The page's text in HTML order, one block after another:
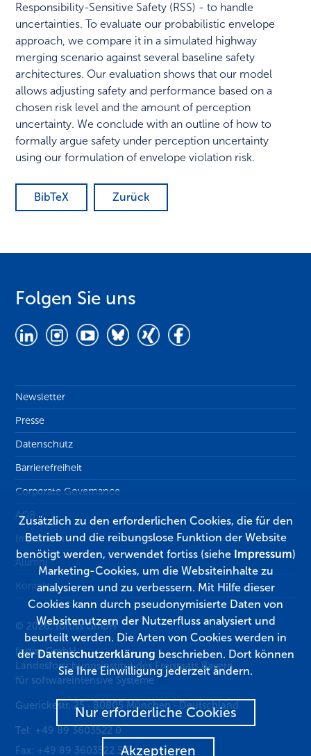
Responsibility-Sensitive Safety (RSS) - to handle
uncertainties. To evaluate our probabilistic envelope
approach, we compare it in a simulated highway
merging scenario against several baseline safety
architectures. Our evaluation shows that our model
allows adjusting safety and performance based on a
chosen risk level and the amount of perception
uncertainty. We conclude with an outline of how to
formally argue safety under perception uncertainty
using our formulation of envelope violation risk.
BibTeX Zurück
Folgen Sie uns
Newsletter
Presse
Datenschutz
Barrierefreiheit
Corporate Governance
AGB
Impressum
Alumni
Kontakt
© 2026, fortiss GmbH
fortiss GmbH
Landesforschungsinstitut des Freistaats Bayern
für softwareintensive Systeme
Guerickestr. 25 · 80805 München · Deutschland
Tel: +49 89 3603522 0
Fax: +49 89 3603522 50
Zusätzlich zu den erforderlichen Cookies, die für den
Betrieb und die reibungslose Funktion der Website
benötigt werden, verwendet fortiss (siehe Impressum)
Marketing-Cookies, um die Websiteinhalte zu
analysieren und zu verbessern. Mit Hilfe dieser
Cookies kann durch pseudonymisierte Daten von
Websitenutzern der Nutzerfluss analysiert und
beurteilt werden. Die Arten von Cookies werden in
derDatenschutzerklärung beschrieben. Dort können
Sie Ihre Einwilligung jederzeit ändern.
Nur erforderliche Cookies
Akzeptieren